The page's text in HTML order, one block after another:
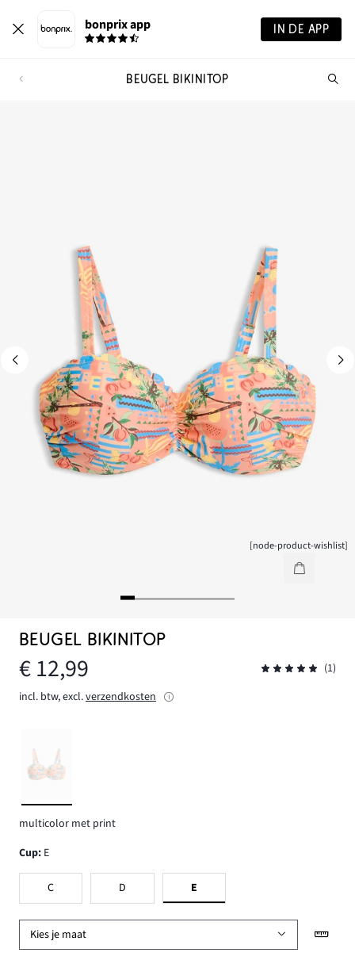
bonprix app IN DE APP
BEUGEL BIKINITOP
[node-product-wishlist]
BEUGEL BIKINITOP
€ 12,99
(1)
incl. btw, excl.verzendkosten
multicolor met print
Cup: E
C D E
Kies je maat